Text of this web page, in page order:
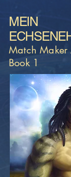
MEIN
Match Maker
Book 1